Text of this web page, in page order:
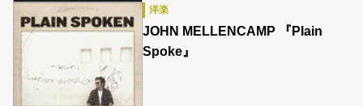
洋楽
JOHN MELLENCAMP 『Plain
Spoke』